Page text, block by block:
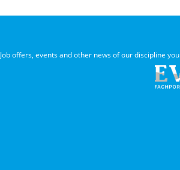
Job offers, events and other news of our discipline